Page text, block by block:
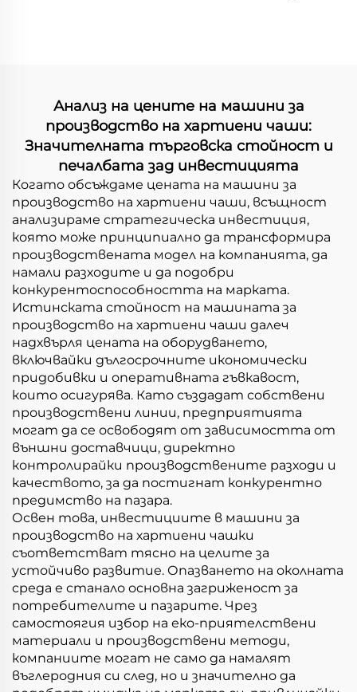
Анализ на цените на машини за
производство на хартиени чаши:
Значителната търговска стойност и
печалбата зад инвестицията
Когато обсъждаме цената на машини за
производство на хартиени чаши, всъщност
анализираме стратегическа инвестиция,
която може принципиално да трансформира
производствената модел на компанията, да
намали разходите и да подобри
конкурентоспособността на марката.
Истинската стойност на машината за
производство на хартиени чаши далеч
надхвърля цената на оборудването,
включвайки дългосрочните икономически
придобивки и оперативната гъвкавост,
които осигурява. Като създадат собствени
производствени линии, предприятията
могат да се освободят от зависимостта от
външни доставчици, директно
контролирайки производствените разходи и
качеството, за да постигнат конкурентно
предимство на пазара.
Освен това, инвестициите в машини за
производство на хартиени чашки
съответстват тясно на целите за
устойчиво развитие. Опазването на околната
среда е станало основна загриженост за
потребителите и пазарите. Чрез
самостоягия избор на еко-приятелствени
материали и производствени методи,
компаниите могат не само да намалят
въглеродния си след, но и значително да